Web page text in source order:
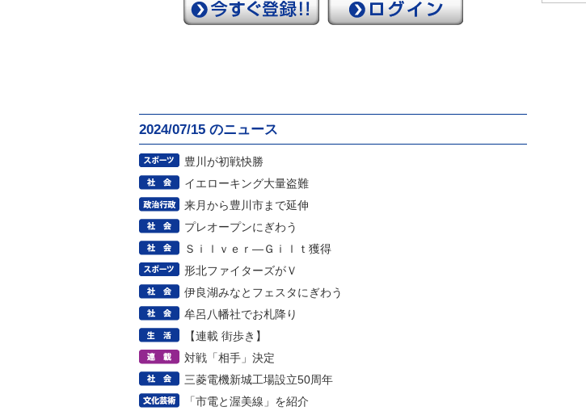
2024/07/15 のニュース
豊川が初戦快勝
イエローキング大量盗難
来月から豊川市まで延伸
プレオープンにぎわう
Ｓｉｌｖｅｒ―Ｇｉｌｔ獲得
形北ファイターズがＶ
伊良湖みなとフェスタにぎわう
牟呂八幡社でお札降り
【連載 街歩き】
対戦「相手」決定
三菱電機新城工場設立50周年
「市電と渥美線」を紹介